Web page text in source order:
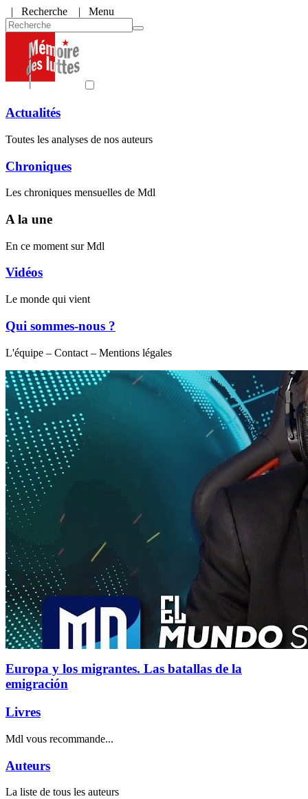
| Recherche | Menu
Actualités
Toutes les analyses de nos auteurs
Chroniques
Les chroniques mensuelles de Mdl
A la une
En ce moment sur Mdl
Vidéos
Le monde qui vient
Qui sommes-nous ?
L'équipe – Contact – Mentions légales
Europa y los migrantes. Las batallas de la
emigración
Livres
Mdl vous recommande...
Auteurs
La liste de tous les auteurs